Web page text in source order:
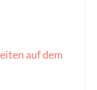
auf dem